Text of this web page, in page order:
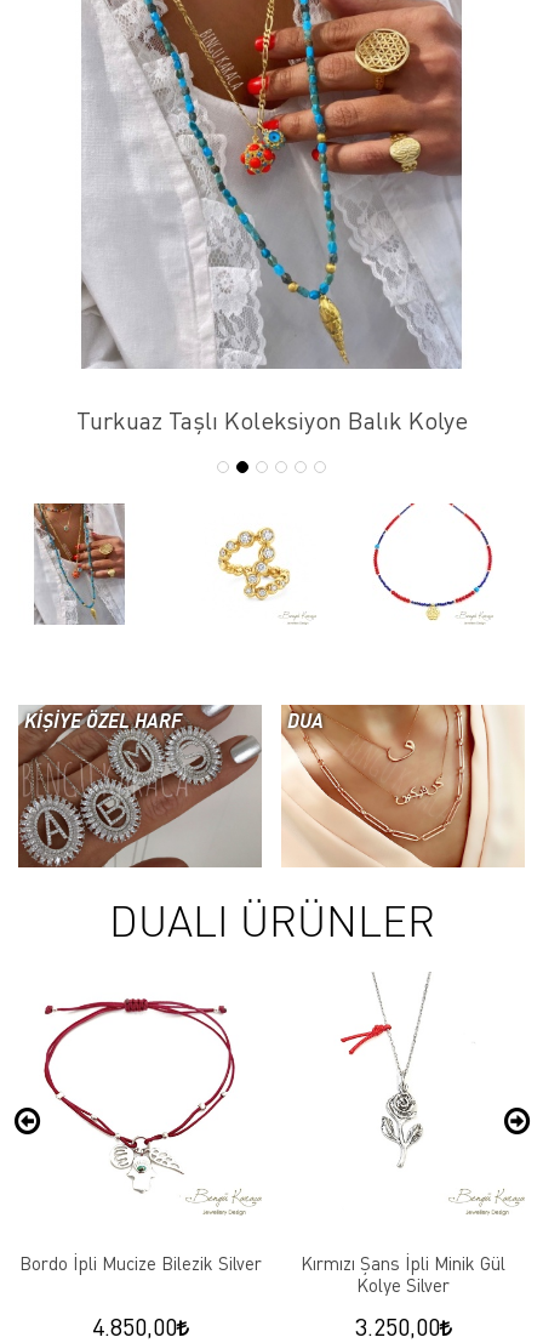
Turkuaz Taşlı Koleksiyon Balık Kolye
KİŞİYE ÖZEL HARF DUA
DUALI ÜRÜNLER
Bordo İpli Mucize Bilezik Silver
4.850,00
Kırmızı Şans İpli Minik Gül
Kolye Silver
3.250,00